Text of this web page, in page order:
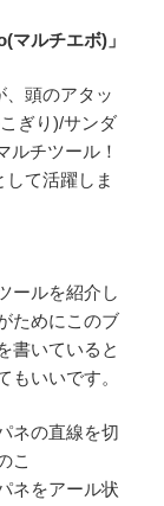
ルチエボ)」
頭のアタッ
ぎり)/サンダ
チツール！
て活躍しま
ールを紹介し
ためにこのブ
書いていると
もいいです。
ネの直線を切
こ
ネをアール状